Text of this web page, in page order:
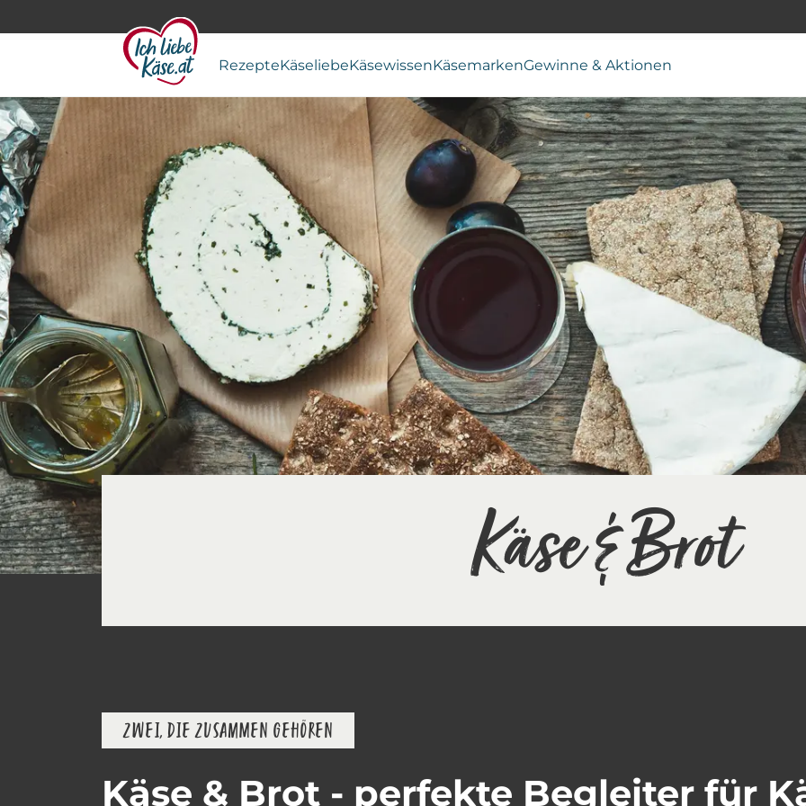
RezepteKäseliebeKäsewissenKäsemarkenGewinne & Aktionen
Käse & Brot
ZWEI, DIE ZUSAMMEN GEHÖREN
Käse & Brot - perfekte Begleiter für